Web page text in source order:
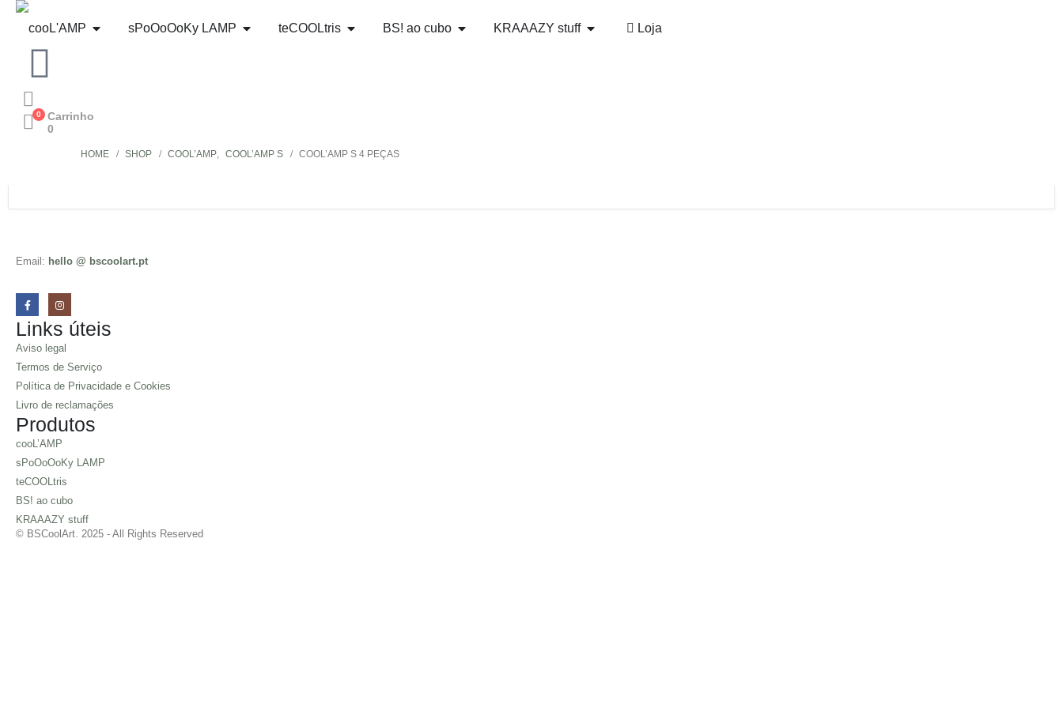
cooL'AMP sPoOoOoKy LAMP teCOOLtris BS! ao cubo KRAAAZY stuff Loja
0
Carrinho
0
HOME SHOP COOL’AMP, COOL’AMP S COOL’AMP S 4 PEÇAS
Email: hello @ bscoolart.pt
Links úteis
Aviso legal
Termos de Serviço
Política de Privacidade e Cookies
Livro de reclamações
Produtos
cooL’AMP
sPoOoOoKy LAMP
teCOOLtris
BS! ao cubo
KRAAAZY stuff
© BSCoolArt. 2025 - All Rights Reserved